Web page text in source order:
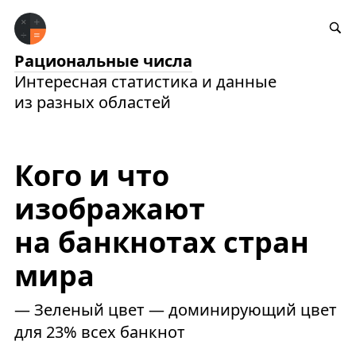
Рациональные числа
Интересная статистика и данные
из разных областей
Кого и что
изображают
на банкнотах стран
мира
— Зеленый цвет — доминирующий цвет
для 23% всех банкнот